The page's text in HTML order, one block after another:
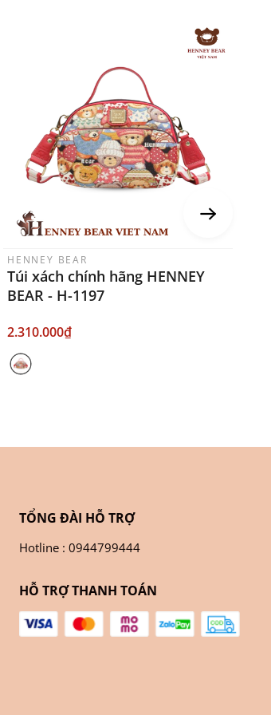
HENNEY BEAR
Túi xách chính hãng HENNEY
BEAR - H-1197
2.310.000₫
TỔNG ĐÀI HỖ TRỢ
Hotline : 0944799444
HỖ TRỢ THANH TOÁN